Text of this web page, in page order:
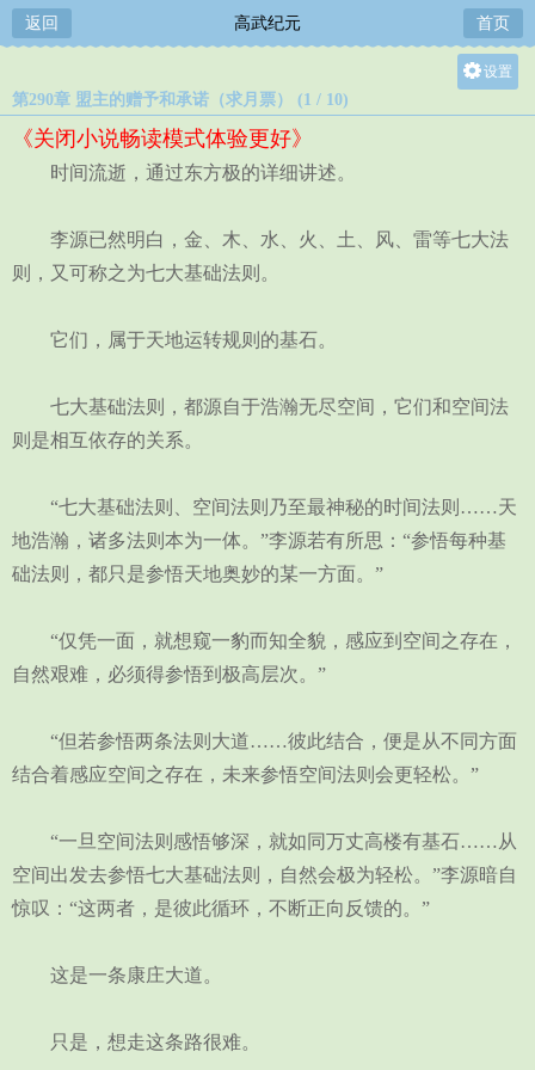
返回 高武纪元 首页
设置
第290章 盟主的赠予和承诺（求月票） (1 / 10)
《关闭小说畅读模式体验更好》
时间流逝，通过东方极的详细讲述。
李源已然明白，金、木、水、火、土、风、雷等七大法
则，又可称之为七大基础法则。
它们，属于天地运转规则的基石。
七大基础法则，都源自于浩瀚无尽空间，它们和空间法
则是相互依存的关系。
“七大基础法则、空间法则乃至最神秘的时间法则……天
地浩瀚，诸多法则本为一体。”李源若有所思：“参悟每种基
础法则，都只是参悟天地奥妙的某一方面。”
“仅凭一面，就想窥一豹而知全貌，感应到空间之存在，
自然艰难，必须得参悟到极高层次。”
“但若参悟两条法则大道……彼此结合，便是从不同方面
结合着感应空间之存在，未来参悟空间法则会更轻松。”
“一旦空间法则感悟够深，就如同万丈高楼有基石……从
空间出发去参悟七大基础法则，自然会极为轻松。”李源暗自
惊叹：“这两者，是彼此循环，不断正向反馈的。”
这是一条康庄大道。
只是，想走这条路很难。